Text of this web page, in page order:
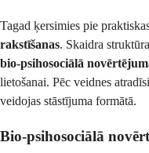
Tagad ķersimies pie
rakstīšanas. Skaidra
bio-psihosociālā
lietošanai. Pēc veidnes
veidojas stāstījuma formātā.
Bio-psihosociālā